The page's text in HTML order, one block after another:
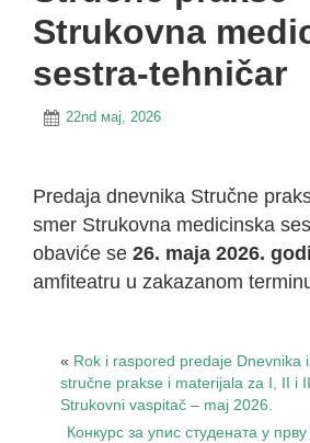
Strukovna
sestra-tehničar
22nd мај, 2026
Predaja dnevnika Stručne
smer Strukovna medicinska
obaviće se 26. maja 2026.
amfiteatru u zakazanom
« Rok i raspored predaje Dnevnika
stručne prakse i materijala za I, II i
Strukovni vaspitač – maj 2026.
Конкурс за упис студената у